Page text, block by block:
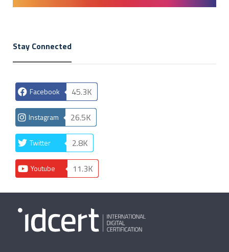
Stay Connected
Facebook 45.3K
Instagram 26.5K
Twitter 2.8K
Youtube 11.3K